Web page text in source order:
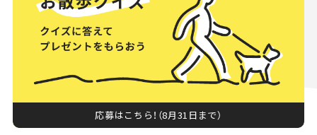
応募はこちら！（8月31日まで）